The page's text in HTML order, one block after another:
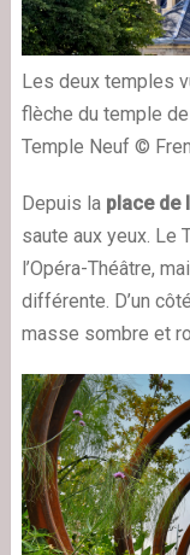
Les deux temples
flèche du temple
Temple Neuf ©
Depuis la place de
saute aux yeux. Le
l’Opéra-Théâtre,
différente. D’un
masse sombre et